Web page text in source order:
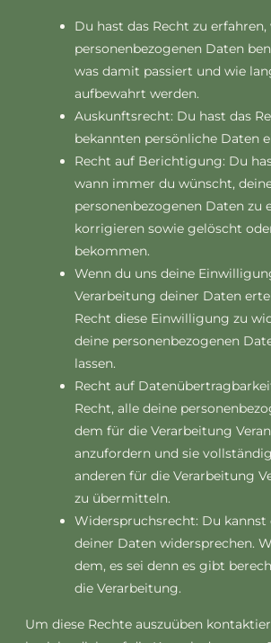
Du hast das Recht zu
personenbezogenen Daten
was damit passiert und wie
aufbewahrt werden.
Auskunftsrecht: Du hast das
bekannten persönliche Daten
Recht auf Berichtigung: Du
wann immer du wünscht,
personenbezogenen Daten zu
korrigieren sowie gelöscht
bekommen.
Wenn du uns deine
Verarbeitung deiner Daten
Recht diese Einwilligung zu
deine personenbezogenen
lassen.
Recht auf
Recht, alle deine
dem für die Verarbeitung
anzufordern und sie
anderen für die Verarbeitung
zu übermitteln.
Widerspruchsrecht: Du kannst
deiner Daten widersprechen.
dem, es sei denn es gibt
die Verarbeitung.
Um diese Rechte auszuüben